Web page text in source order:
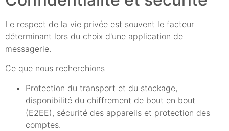
Le respect de la vie privée est souvent le facteur
déterminant lors du choix d'une application de
messagerie.
Ce que nous recherchions
Protection du transport et du stockage,
disponibilité du chiffrement de bout en bout
(E2EE), sécurité des appareils et protection des
comptes.